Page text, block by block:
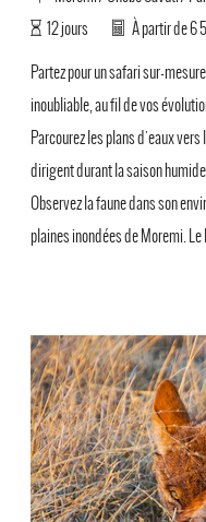
12 jours
À partir de 6
Partez pour un safari sur-
inoubliable, au fil de vos
Parcourez les plans d'eaux
dirigent durant la saison
Observez la faune dans son
plaines inondées de Moremi.